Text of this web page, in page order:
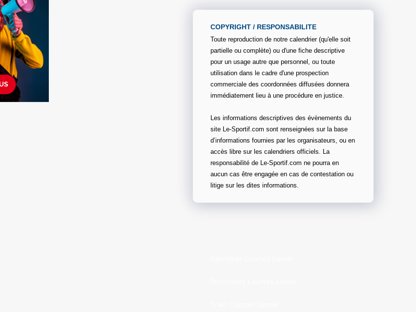
COPYRIGHT / RESPONSABILITE
Toute reproduction de notre calendrier (qu'elle soit
partielle ou complète) ou d'une fiche descriptive
pour un usage autre que personnel, ou toute
utilisation dans le cadre d'une prospection
commerciale des coordonnées diffusées donnera
immédiatement lieu à une procédure en justice.
Les informations descriptives des évènements du
site Le-Sportif.com sont renseignées sur la base
d’informations fournies par les organisateurs, ou en
accès libre sur les calendriers officiels. La
responsabilité de Le-Sportif.com ne pourra en
aucun cas être engagée en cas de contestation ou
litige sur les dites informations.